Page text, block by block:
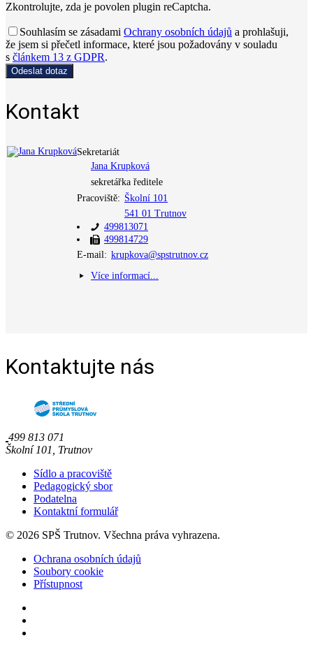
Zkontrolujte, zda je povolen plugin reCaptcha.
Souhlasím se zásadami Ochrany osobních údajů a prohlašuji,
že jsem si přečetl informace, které jsou požadovány v souladu
s článkem 13 z GDPR.
Odeslat dotaz
Kontakt
Sekretariát
Jana Krupková
sekretářka ředitele
Pracoviště: Školní 101
541 01 Trutnov
499813071
499814729
E-mail: krupkova@spstrutnov.cz
Více informací...
Kontaktujte nás
499 813 071
Školní 101, Trutnov
Sídlo a pracoviště
Pedagogický sbor
Podatelna
Kontaktní formulář
© 2026 SPŠ Trutnov. Všechna práva vyhrazena.
Ochrana osobních údajů
Soubory cookie
Přístupnost